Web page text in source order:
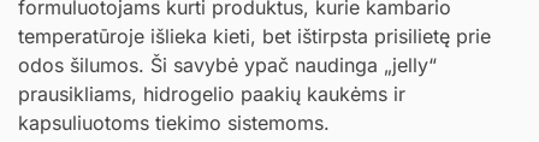
formuluotojams kurti produktus, kurie kambario
temperatūroje išlieka kieti, bet ištirpsta prisilietę prie
odos šilumos. Ši savybė ypač naudinga „jelly“
prausikliams, hidrogelio paakių kaukėms ir
kapsuliuotoms tiekimo sistemoms.